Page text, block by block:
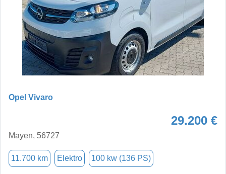
Opel Vivaro
29.200 €
Mayen, 56727
11.700 km Elektro 100 kw (136 PS)